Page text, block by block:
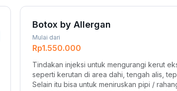
Botox by Allergan
Mulai dari
Rp1.550.000
Tindakan injeksi untuk mengurangi kerut
seperti kerutan di area dahi, tengah alis,
Selain itu bisa untuk meniruskan pipi /